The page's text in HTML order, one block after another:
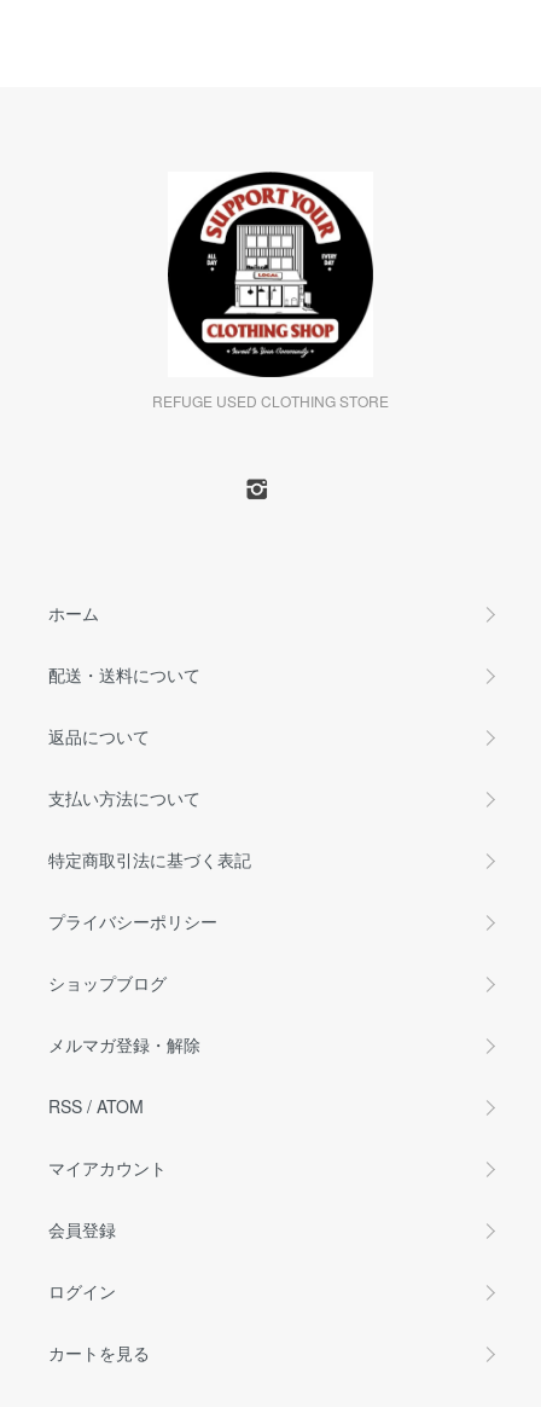
REFUGE USED CLOTHING STORE
ホーム
配送・送料について
返品について
支払い方法について
特定商取引法に基づく表記
プライバシーポリシー
ショップブログ
メルマガ登録・解除
RSS / ATOM
マイアカウント
会員登録
ログイン
カートを見る